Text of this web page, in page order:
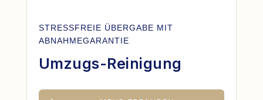
STRESSFREIE ÜBERGABE MIT
ABNAHMEGARANTIE
Umzugs-Reinigung